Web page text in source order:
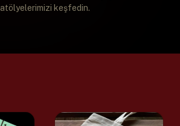
atölyelerimizi keşfedin.